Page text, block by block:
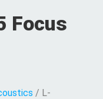
Focus
/ L-